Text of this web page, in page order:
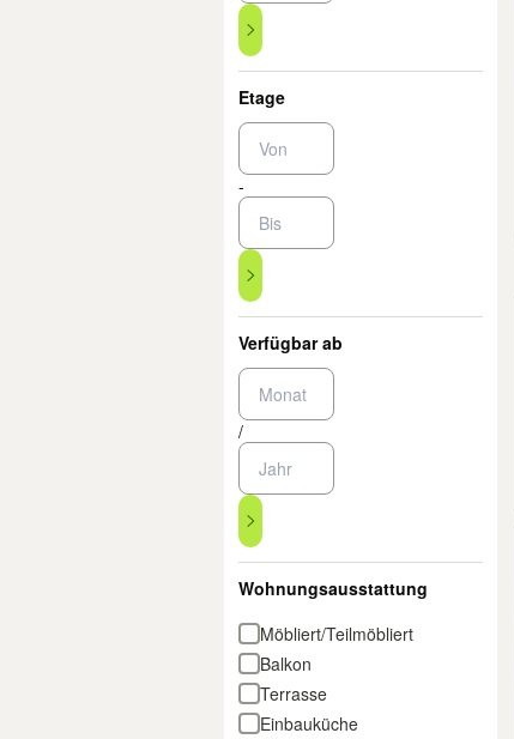
Etage
-
Verfügbar ab
/
Wohnungsausstattung
Möbliert/Teilmöbliert
Balkon
Terrasse
Einbauküche